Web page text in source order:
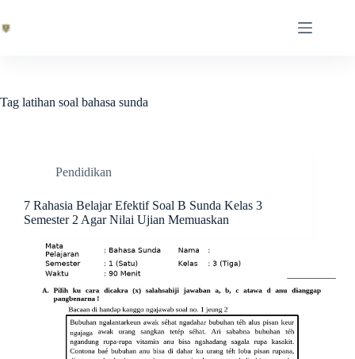
content
Tag latihan soal bahasa sunda
Pendidikan
7 Rahasia Belajar Efektif Soal B Sunda Kelas 3
Semester 2 Agar Nilai Ujian Memuaskan